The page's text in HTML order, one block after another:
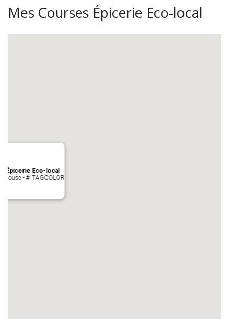
Mes Courses Épicerie Eco-local
Épicerie Eco-local
- #_TAGCOLOR